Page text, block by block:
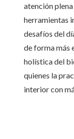
atención
herramientas
desafíos del
de forma más
holística del
quienes la
interior con